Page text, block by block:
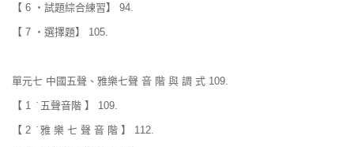
【 6 ‧試題綜合練習】 94.
【 7 ‧選擇題】 105.
單元七 中國五聲、雅樂七聲 音 階 與 調 式 109.
【 1 ̇ 五聲音階 】 109.
【 2 ̇ 雅 樂 七 聲 音 階 】 112.